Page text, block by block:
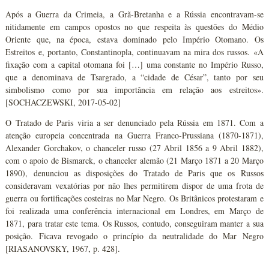
Após a Guerra da Crimeia, a Grã-Bretanha e a Rússia encontravam-se
nitidamente em campos opostos no que respeita às questões do Médio
Oriente que, na época, estava dominado pelo Império Otomano. Os
Estreitos e, portanto, Constantinopla, continuavam na mira dos russos. «A
fixação com a capital otomana foi […] uma constante no Império Russo,
que a denominava de Tsargrado, a “cidade de César”, tanto por seu
simbolismo como por sua importância em relação aos estreitos».
[SOCHACZEWSKI, 2017-05-02]
O Tratado de Paris viria a ser denunciado pela Rússia em 1871. Com a
atenção europeia concentrada na Guerra Franco-Prussiana (1870-1871),
Alexander Gorchakov, o chanceler russo (27 Abril 1856 a 9 Abril 1882),
com o apoio de Bismarck, o chanceler alemão (21 Março 1871 a 20 Março
1890), denunciou as disposições do Tratado de Paris que os Russos
consideravam vexatórias por não lhes permitirem dispor de uma frota de
guerra ou fortificações costeiras no Mar Negro. Os Britânicos protestaram e
foi realizada uma conferência internacional em Londres, em Março de
1871, para tratar este tema. Os Russos, contudo, conseguiram manter a sua
posição. Ficava revogado o princípio da neutralidade do Mar Negro
[RIASANOVSKY, 1967, p. 428].